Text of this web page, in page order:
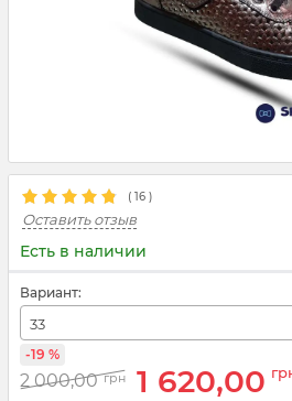
( 16 )
Оставить отзыв
Есть в наличии
Вариант:
33
2 000,00 грн 1 620,00
-19 %